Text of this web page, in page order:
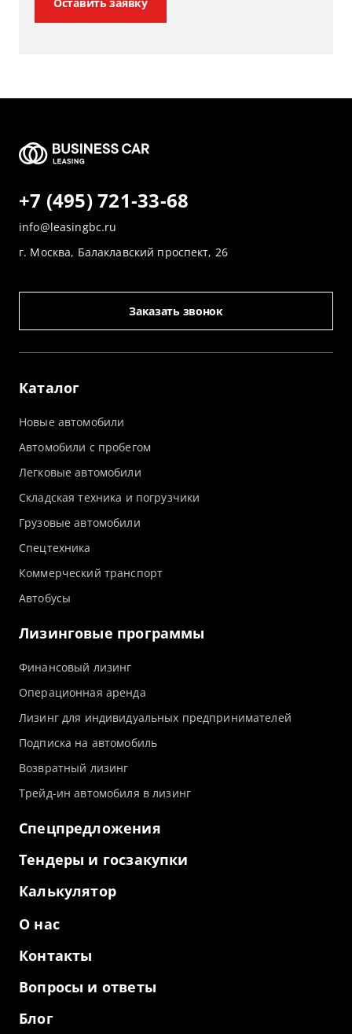
Каталог
Новые автомобили
Автомобили с пробегом
Легковые автомобили
Складская техника и погрузчики
Грузовые автомобили
Спецтехника
Коммерческий транспорт
Автобусы
Лизинговые программы
Финансовый лизинг
Операционная аренда
Лизинг для индивидуальных предпринимателей
Подписка на автомобиль
Возвратный лизинг
Трейд-ин автомобиля в лизинг
Спецпредложения
Тендеры и госзакупки
Калькулятор
О нас
Контакты
Вопросы и ответы
Блог
+7 (495) 721-33-68
info@leasingbc.ru
г. Москва, Балаклавский проспект, 26
Заказать звонок